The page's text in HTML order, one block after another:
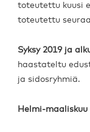
toteutettu kuusi
toteutettu
Syksy 2019 ja
haastateltu
ja sidosryhmiä.
Helmi-maaliskuu